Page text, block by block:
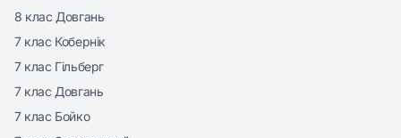
8 клас Довгань
7 клас Кобернік
7 клас Гільберг
7 клас Довгань
7 клас Бойко